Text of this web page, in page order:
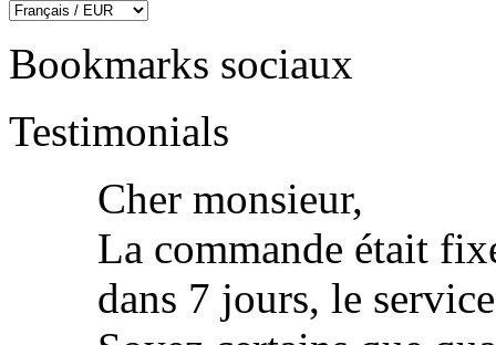
Bookmarks sociaux
Testimonials
Cher monsieur,
La commande était
dans 7 jours, le